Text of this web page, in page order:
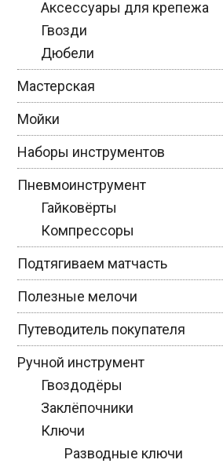
Аксессуары для крепежа
Гвозди
Дюбели
Мастерская
Мойки
Наборы инструментов
Пневмоинструмент
Гайковёрты
Компрессоры
Подтягиваем матчасть
Полезные мелочи
Путеводитель покупателя
Ручной инструмент
Гвоздодёры
Заклёпочники
Ключи
Разводные ключи